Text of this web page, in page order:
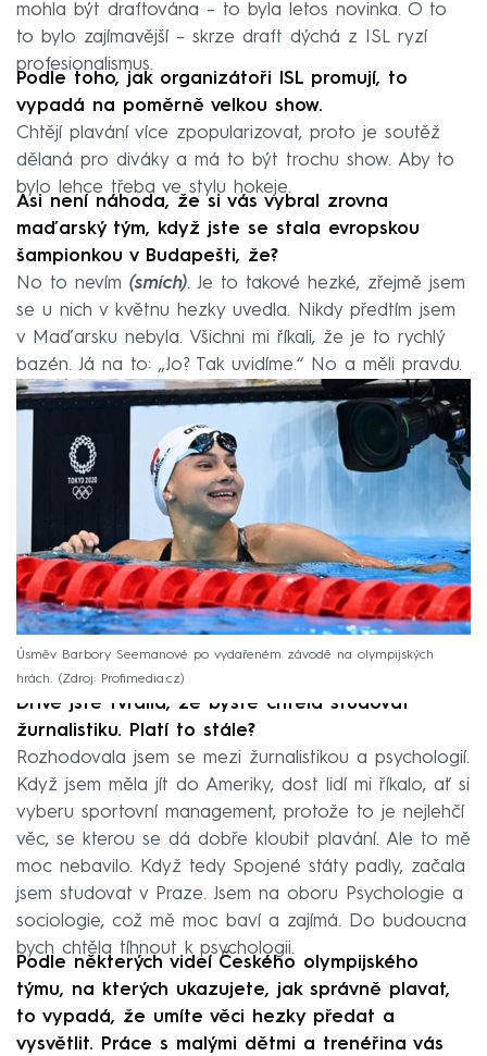
mohla být draftována – to byla letos novinka. O to
to bylo zajímavější – skrze draft dýchá z ISL ryzí
profesionalismus.
Podle toho, jak organizátoři ISL promují, to
vypadá na poměrně velkou show.
Chtějí plavání více zpopularizovat, proto je soutěž
dělaná pro diváky a má to být trochu show. Aby to
bylo lehce třeba ve stylu hokeje.
Asi není náhoda, že si vás vybral zrovna
maďarský tým, když jste se stala evropskou
šampionkou v Budapešti, že?
No to nevím (smích). Je to takové hezké, zřejmě jsem
se u nich v květnu hezky uvedla. Nikdy předtím jsem
v Maďarsku nebyla. Všichni mi říkali, že je to rychlý
bazén. Já na to: „Jo? Tak uvidíme.“ No a měli pravdu.
Úsměv Barbory Seemanové po vydařeném závodě na olympijských
hrách.
Zdroj: Profimedia.cz
Dříve jste tvrdila, že byste chtěla studovat
žurnalistiku. Platí to stále?
Rozhodovala jsem se mezi žurnalistikou a psychologií.
Když jsem měla jít do Ameriky, dost lidí mi říkalo, ať si
vyberu sportovní management, protože to je nejlehčí
věc, se kterou se dá dobře kloubit plavání. Ale to mě
moc nebavilo. Když tedy Spojené státy padly, začala
jsem studovat v Praze. Jsem na oboru Psychologie a
sociologie, což mě moc baví a zajímá. Do budoucna
bych chtěla tíhnout k psychologii.
Podle některých videí Českého olympijského
týmu, na kterých ukazujete, jak správně plavat,
to vypadá, že umíte věci hezky předat a
vysvětlit. Práce s malými dětmi a trenéřina vás